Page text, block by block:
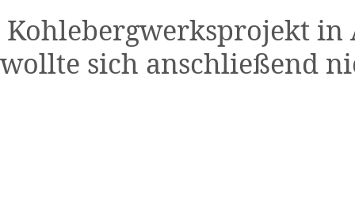
Kohlebergwerksprojekt in
wollte sich anschließend